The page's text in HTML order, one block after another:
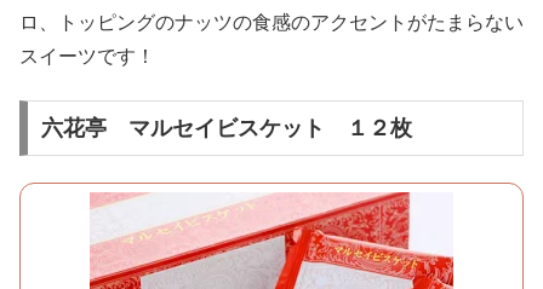
ロ、トッピングのナッツの食感のアクセントがたまらない
スイーツです！
六花亭 マルセイビスケット １２枚